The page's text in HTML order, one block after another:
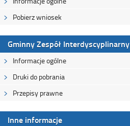
Pobierz wniosek
Gminny Zespół Interdyscyplinarny
Informacje ogólne
Druki do pobrania
Przepisy prawne
Inne informacje